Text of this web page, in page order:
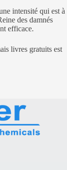
intensité qui est à
des damnés
efficace.
livres gratuits est